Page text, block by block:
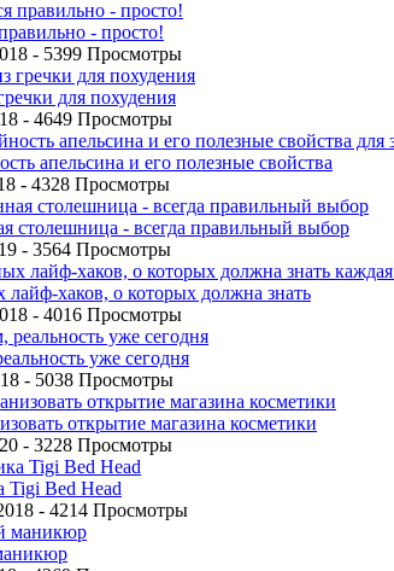
- просто!
- 5399 Просмотры
для похудения
- 4649 Просмотры
апельсина и его полезные свойства
- 4328 Просмотры
столешница - всегда правильный выбор
- 3564 Просмотры
лайф-хаков, о которых должна знать
- 4016 Просмотры
уже сегодня
- 5038 Просмотры
открытие магазина косметики
- 3228 Просмотры
Tigi Bed Head
- 4214 Просмотры